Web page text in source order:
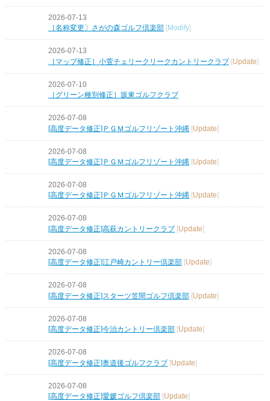
2026-07-13
［名称変更〕さがの森ゴルフ倶楽部
Modify
2026-07-13
［マップ修正］小萱チェリークリークカントリークラブ [Update]
2026-07-10
［グリーン種別修正］坂東ゴルフクラブ
2026-07-08
[高度データ修正]ＰＧＭゴルフリゾート沖縄 [Update]
2026-07-08
[高度データ修正]ＰＧＭゴルフリゾート沖縄 [Update]
2026-07-08
[高度データ修正]ＰＧＭゴルフリゾート沖縄 Update
2026-07-08
[高度データ修正]高萩カントリークラブ [Update]
2026-07-08
[高度データ修正]江戸崎カントリー倶楽部 Update
2026-07-08
[高度データ修正]スターツ笠間ゴルフ倶楽部 [Update]
2026-07-08
[高度データ修正]今治カントリー倶楽部 Update
2026-07-08
[高度データ修正]奥道後ゴルフクラブ [Update]
2026-07-08
[高度データ修正]愛媛ゴルフ倶楽部 Update